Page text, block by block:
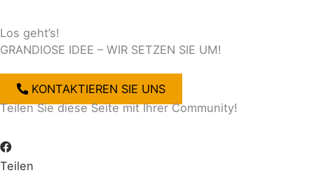
Los geht’s!
GRANDIOSE IDEE – WIR SETZEN SIE UM!
KONTAKTIEREN SIE UNS
Teilen Sie diese Seite mit Ihrer Community!
Teilen